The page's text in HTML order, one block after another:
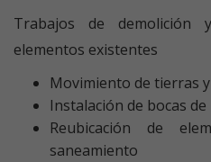
Trabajos de demolición
elementos existentes
Movimiento de tierras
Instalación de bocas
Reubicación de
saneamiento